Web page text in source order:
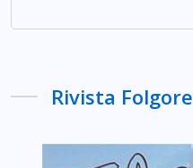
Rivista Folgore